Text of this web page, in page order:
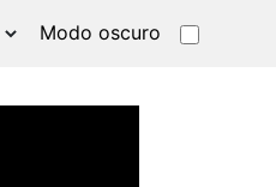
Modo oscuro